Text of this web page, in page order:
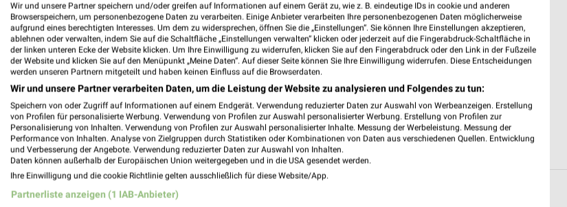
EURONICS Pössl Nürtingen
Wir und unsere Partner speichern und/oder greifen auf Informationen auf einem Gerät zu, wie z. B. eindeutige IDs in cookie und anderen
Browserspeichern, um personenbezogene Daten zu verarbeiten. Einige Anbieter verarbeiten Ihre personenbezogenen Daten möglicherweise
aufgrund eines berechtigten Interesses. Um dem zu widersprechen, öffnen Sie die „Einstellungen“. Sie können Ihre Einstellungen akzeptieren,
ablehnen oder verwalten, indem Sie auf die Schaltfläche „Einstellungen verwalten“ klicken oder jederzeit auf die Fingerabdruck-Schaltfläche in
der linken unteren Ecke der Website klicken. Um Ihre Einwilligung zu widerrufen, klicken Sie auf den Fingerabdruck oder den Link in der Fußzeile
der Website und klicken Sie auf den Menüpunkt „Meine Daten“. Auf dieser Seite können Sie Ihre Einwilligung widerrufen. Diese Entscheidungen
werden unseren Partnern mitgeteilt und haben keinen Einfluss auf die Browserdaten.
Wir und unsere Partner verarbeiten Daten, um die Leistung der Website zu analysieren und Folgendes zu tun:
Speichern von oder Zugriff auf Informationen auf einem Endgerät. Verwendung reduzierter Daten zur Auswahl von Werbeanzeigen. Erstellung
von Profilen für personalisierte Werbung. Verwendung von Profilen zur Auswahl personalisierter Werbung. Erstellung von Profilen zur
Personalisierung von Inhalten. Verwendung von Profilen zur Auswahl personalisierter Inhalte. Messung der Werbeleistung. Messung der
Performance von Inhalten. Analyse von Zielgruppen durch Statistiken oder Kombinationen von Daten aus verschiedenen Quellen. Entwicklung
und Verbesserung der Angebote. Verwendung reduzierter Daten zur Auswahl von Inhalten.
Daten können außerhalb der Europäischen Union weitergegeben und in die USA gesendet werden.
Ihre Einwilligung und die cookie Richtlinie gelten ausschließlich für diese Website/App.
Partnerliste anzeigen (1 IAB-Anbieter)